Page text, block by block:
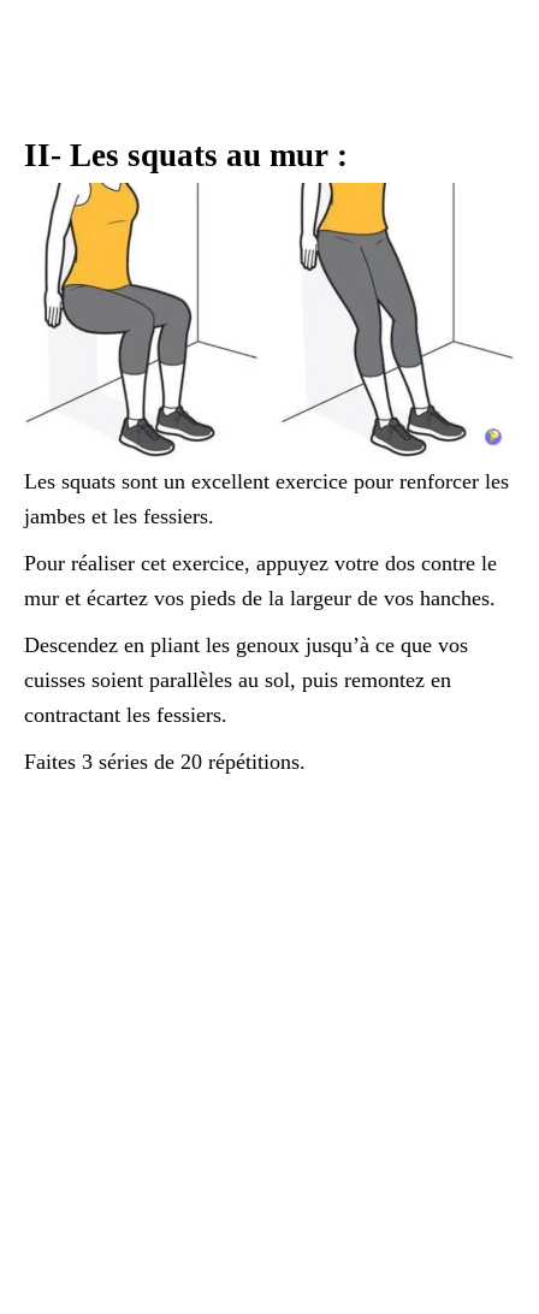
II- Les squats au mur :
Les squats sont un excellent exercice pour renforcer les
jambes et les fessiers.
Pour réaliser cet exercice, appuyez votre dos contre le
mur et écartez vos pieds de la largeur de vos hanches.
Descendez en pliant les genoux jusqu’à ce que vos
cuisses soient parallèles au sol, puis remontez en
contractant les fessiers.
Faites 3 séries de 20 répétitions.